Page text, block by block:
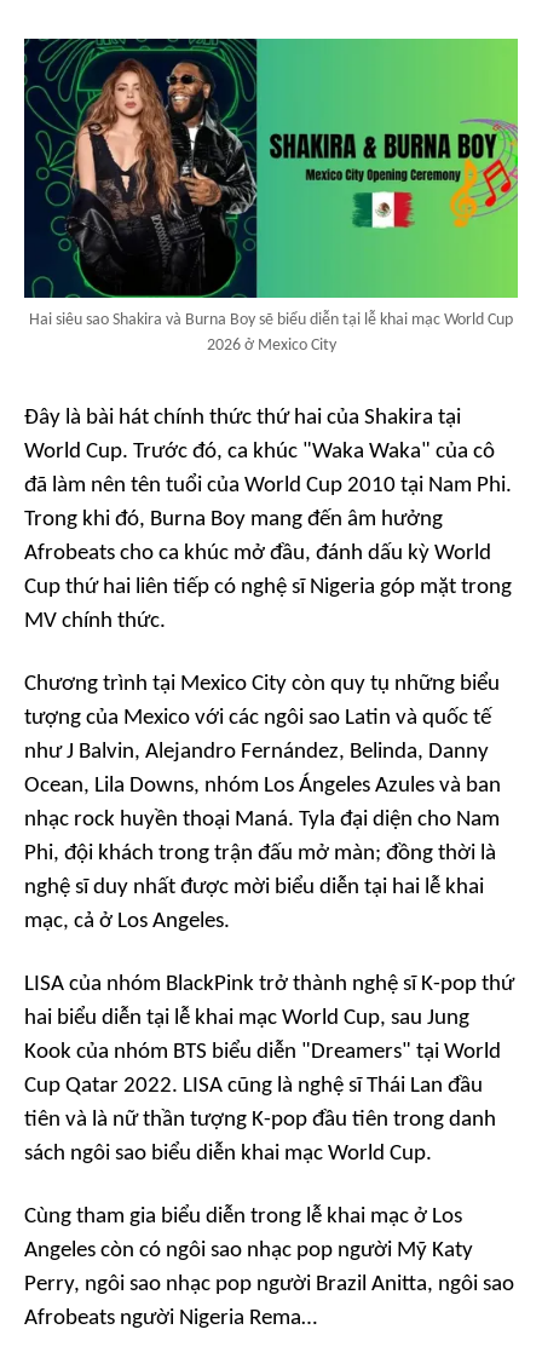
Hai siêu sao Shakira và Burna Boy sẽ biểu diễn tại lễ khai mạc World Cup
2026 ở Mexico City
Đây là bài hát chính thức thứ hai của Shakira tại
World Cup. Trước đó, ca khúc "Waka Waka" của cô
đã làm nên tên tuổi của World Cup 2010 tại Nam Phi.
Trong khi đó, Burna Boy mang đến âm hưởng
Afrobeats cho ca khúc mở đầu, đánh dấu kỳ World
Cup thứ hai liên tiếp có nghệ sĩ Nigeria góp mặt trong
MV chính thức.
Chương trình tại Mexico City còn quy tụ những biểu
tượng của Mexico với các ngôi sao Latin và quốc tế
như J Balvin, Alejandro Fernández, Belinda, Danny
Ocean, Lila Downs, nhóm Los Ángeles Azules và ban
nhạc rock huyền thoại Maná. Tyla đại diện cho Nam
Phi, đội khách trong trận đấu mở màn; đồng thời là
nghệ sĩ duy nhất được mời biểu diễn tại hai lễ khai
mạc, cả ở Los Angeles.
LISA của nhóm BlackPink trở thành nghệ sĩ K-pop thứ
hai biểu diễn tại lễ khai mạc World Cup, sau Jung
Kook của nhóm BTS biểu diễn "Dreamers" tại World
Cup Qatar 2022. LISA cũng là nghệ sĩ Thái Lan đầu
tiên và là nữ thần tượng K-pop đầu tiên trong danh
sách ngôi sao biểu diễn khai mạc World Cup.
Cùng tham gia biểu diễn trong lễ khai mạc ở Los
Angeles còn có ngôi sao nhạc pop người Mỹ Katy
Perry, ngôi sao nhạc pop người Brazil Anitta, ngôi sao
Afrobeats người Nigeria Rema…